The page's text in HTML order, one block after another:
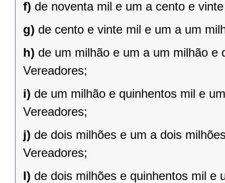
f) de noventa mil e um a cento e
g) de cento e vinte mil e um a um
h) de um milhão e um a um milhão e
Vereadores;
i) de um milhão e quinhentos mil e
Vereadores;
j) de dois milhões e um a dois
Vereadores;
l) de dois milhões e quinhentos mil e